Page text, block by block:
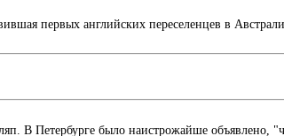
первых английских переселенцев в
В Петербурге было наистрожайше объявлено,